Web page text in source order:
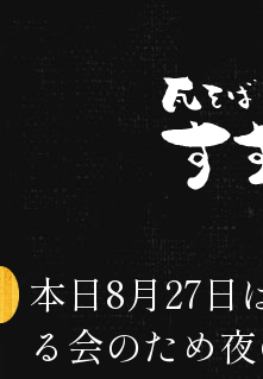
キ
ッ
瓦そばすずめ | 大阪
本日8月27日
る会のため